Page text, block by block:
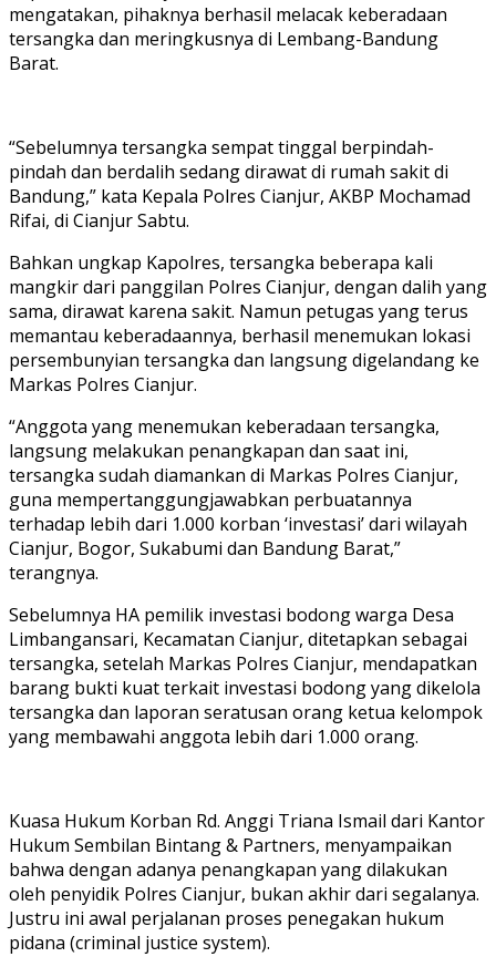
mengatakan, pihaknya berhasil melacak keberadaan
tersangka dan meringkusnya di Lembang-Bandung
Barat.
“Sebelumnya tersangka sempat tinggal berpindah-
pindah dan berdalih sedang dirawat di rumah sakit di
Bandung,” kata Kepala Polres Cianjur, AKBP Mochamad
Rifai, di Cianjur Sabtu.
Bahkan ungkap Kapolres, tersangka beberapa kali
mangkir dari panggilan Polres Cianjur, dengan dalih yang
sama, dirawat karena sakit. Namun petugas yang terus
memantau keberadaannya, berhasil menemukan lokasi
persembunyian tersangka dan langsung digelandang ke
Markas Polres Cianjur.
“Anggota yang menemukan keberadaan tersangka,
langsung melakukan penangkapan dan saat ini,
tersangka sudah diamankan di Markas Polres Cianjur,
guna mempertanggungjawabkan perbuatannya
terhadap lebih dari 1.000 korban ‘investasi’ dari wilayah
Cianjur, Bogor, Sukabumi dan Bandung Barat,”
terangnya.
Sebelumnya HA pemilik investasi bodong warga Desa
Limbangansari, Kecamatan Cianjur, ditetapkan sebagai
tersangka, setelah Markas Polres Cianjur, mendapatkan
barang bukti kuat terkait investasi bodong yang dikelola
tersangka dan laporan seratusan orang ketua kelompok
yang membawahi anggota lebih dari 1.000 orang.
Kuasa Hukum Korban Rd. Anggi Triana Ismail dari Kantor
Hukum Sembilan Bintang & Partners, menyampaikan
bahwa dengan adanya penangkapan yang dilakukan
oleh penyidik Polres Cianjur, bukan akhir dari segalanya.
Justru ini awal perjalanan proses penegakan hukum
pidana (criminal justice system).